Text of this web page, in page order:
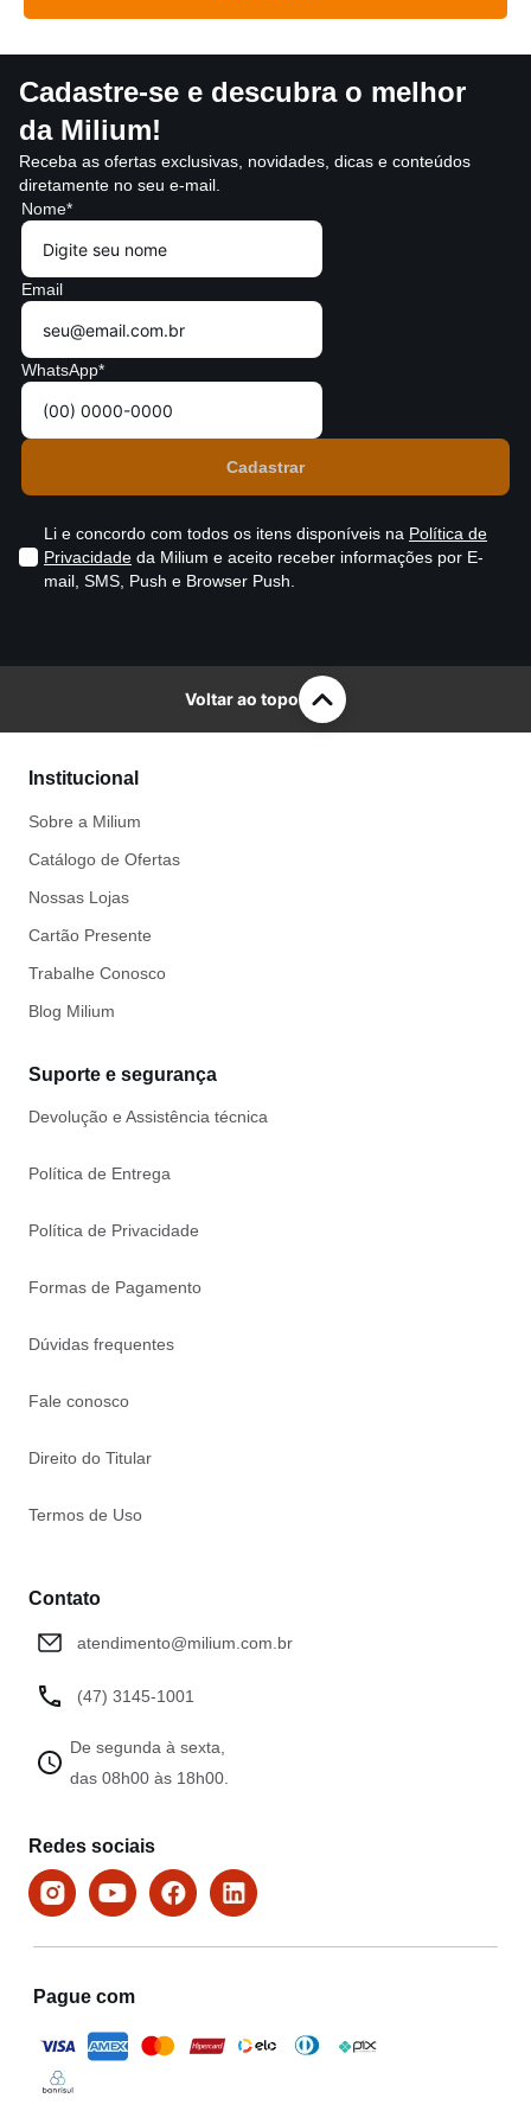
Cadastre-se e descubra o melhor
da Milium!
Receba as ofertas exclusivas, novidades, dicas e conteúdos
diretamente no seu e-mail.
Nome*
Email
WhatsApp*
Li e concordo com todos os itens disponíveis na Política de
Privacidade da Milium e aceito receber informações por E-
mail, SMS, Push e Browser Push.
Voltar ao topo
Institucional
Sobre a Milium
Catálogo de Ofertas
Nossas Lojas
Cartão Presente
Trabalhe Conosco
Blog Milium
Suporte e segurança
Devolução e Assistência técnica
Política de Entrega
Política de Privacidade
Formas de Pagamento
Dúvidas frequentes
Fale conosco
Direito do Titular
Termos de Uso
Contato
atendimento@milium.com.br
(47) 3145-1001
De segunda à sexta,
das 08h00 às 18h00.
Redes sociais
Pague com